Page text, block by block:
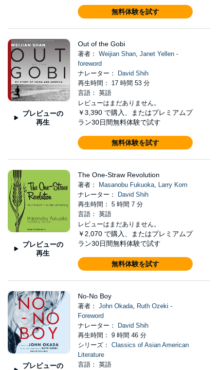
無料体験を試す
プレビューの
再生
Out of the Gobi
著者： Weijian Shan, Janet Yellen -
foreword
ナレーター：
David Shih
再生時間： 17 時間 53 分
言語： 英語
レビューはまだありません。
￥3,390 で購入、またはプレミアムプ
ラン30日間無料体験で試す
無料体験を試す
プレビューの
再生
The One-Straw Revolution
著者： Masanobu Fukuoka, Larry Korn
ナレーター：
David Shih
再生時間： 5 時間 7 分
言語： 英語
レビューはまだありません。
￥2,070 で購入、またはプレミアムプ
ラン30日間無料体験で試す
無料体験を試す
プレビューの
No-No Boy
著者： John Okada, Ruth Ozeki -
Foreword
ナレーター：
David Shih
再生時間： 9 時間 46 分
シリーズ： Classics of Asian American
Literature
言語： 英語